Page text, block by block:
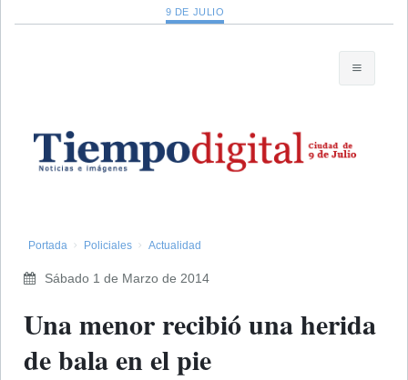
9 DE JULIO
Portada Policiales Actualidad
Sábado 1 de Marzo de 2014
Una menor recibió una herida
de bala en el pie